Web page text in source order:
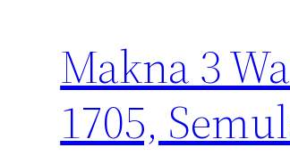
Makna 3
1705,